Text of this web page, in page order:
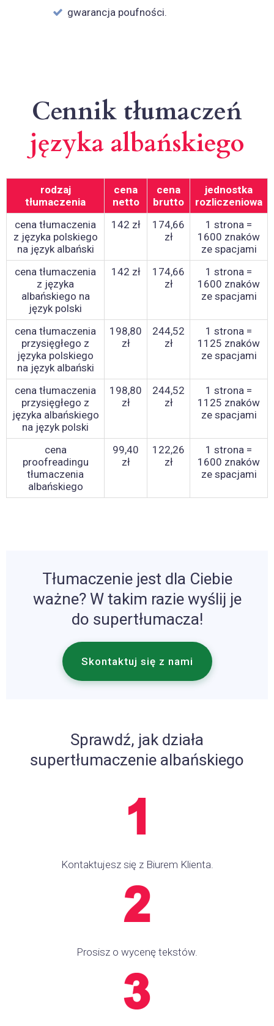
gwarancja poufności.
Cennik tłumaczeń
języka albańskiego
rodzaj
tłumaczenia
cena
netto
cena
brutto
jednostka
rozliczeniowa
cena tłumaczenia
z języka polskiego
na język albański
142 zł
174,66
zł
1 strona =
1600 znaków
ze spacjami
cena tłumaczenia
z języka
albańskiego na
język polski
142 zł
174,66
zł
1 strona =
1600 znaków
ze spacjami
cena tłumaczenia
przysięgłego z
języka polskiego
na język albański
198,80
zł
244,52
zł
1 strona =
1125 znaków
ze spacjami
cena tłumaczenia
przysięgłego z
języka albańskiego
na język polski
198,80
zł
244,52
zł
1 strona =
1125 znaków
ze spacjami
cena
proofreadingu
tłumaczenia
albańskiego
99,40
zł
122,26
zł
1 strona =
1600 znaków
ze spacjami
Tłumaczenie jest dla Ciebie
ważne? W takim razie wyślij je
do supertłumacza!
Skontaktuj się z nami
Sprawdź, jak działa
supertłumaczenie albańskiego
Kontaktujesz się z Biurem Klienta.
Prosisz o wycenę tekstów.